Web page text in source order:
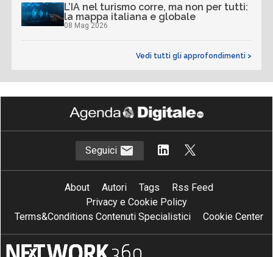
L’IA nel turismo corre, ma non per tutti:
la mappa italiana e globale
08 Mag 2026
Vedi tutti gli approfondimenti >
Seguici
About Autori Tags
Rss Feed
Privacy e Cookie Policy
Terms&Conditions Contenuti Specialistici
Cookie Center